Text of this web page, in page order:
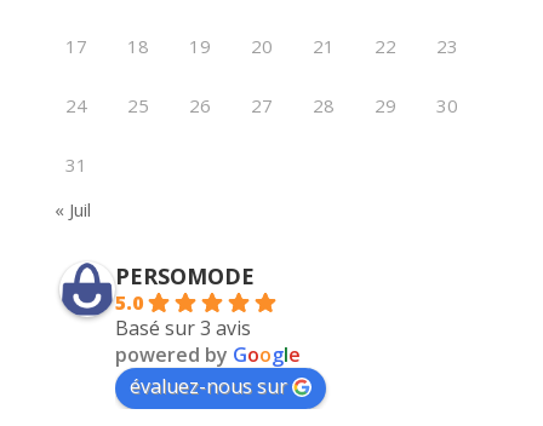
17 18 19 20 21 22 23
24 25 26 27 28 29 30
31
« Juil
PERSOMODE
5.0
Basé sur 3 avis
powered by Google
évaluez-nous sur